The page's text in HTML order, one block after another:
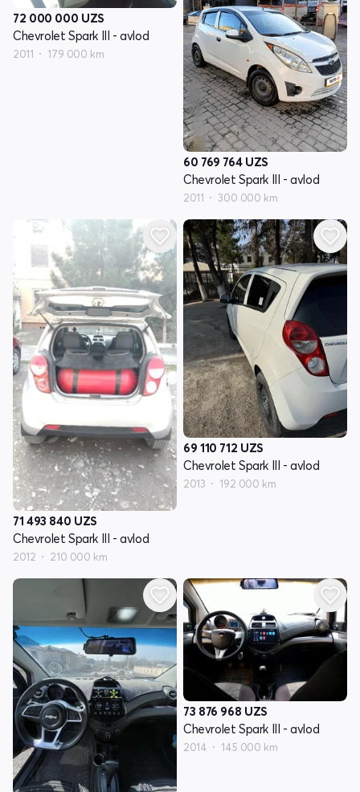
72 000 000 UZS
Chevrolet Spark III - avlod
2011 179 000 km
60 769 764 UZS
Chevrolet Spark III - avlod
2011 300 000 km
71 493 840 UZS
Chevrolet Spark III - avlod
2012 210 000 km
69 110 712 UZS
Chevrolet Spark III - avlod
2013 192 000 km
73 876 968 UZS
Chevrolet Spark III - avlod
2014 145 000 km